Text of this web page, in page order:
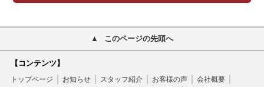
このページの先頭へ
【コンテンツ】
トップページ お知らせ スタッフ紹介 お客様の声
会社概要